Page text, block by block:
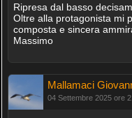
Ripresa dal basso
Oltre alla protagonista mi
composta e sincera
Massimo
Mallamaci
04 Settembre 2025 ore